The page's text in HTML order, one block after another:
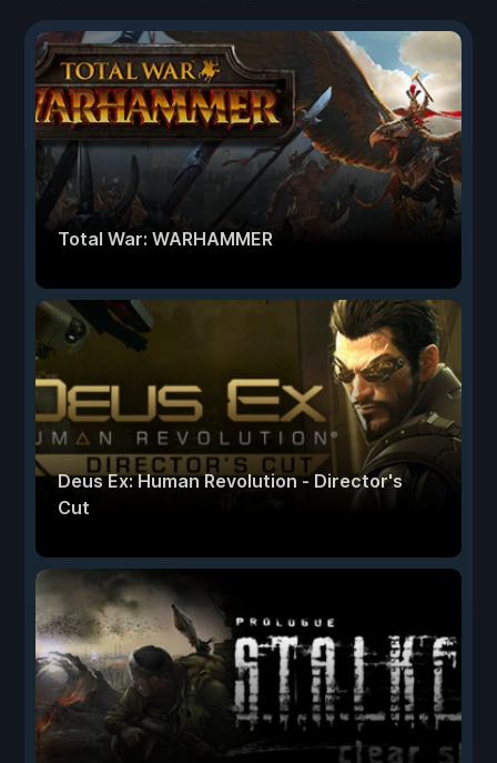
Total War: WARHAMMER
Deus Ex: Human Revolution - Director's
Cut